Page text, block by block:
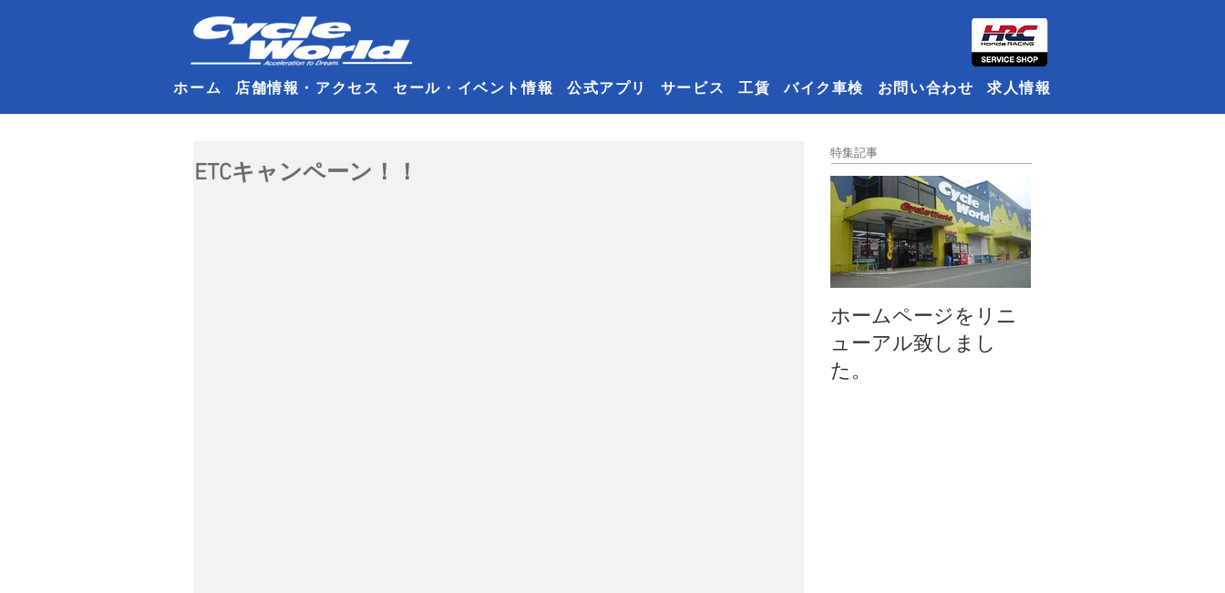
ホーム 店舗情報・アクセス セール・イベント情報 公式アプリ サービス 工賃 バイク車検 お問い合わせ 求人情報
ETCキャンペーン！！
特集記事
ホームページをリニ
ューアル致しまし
た。